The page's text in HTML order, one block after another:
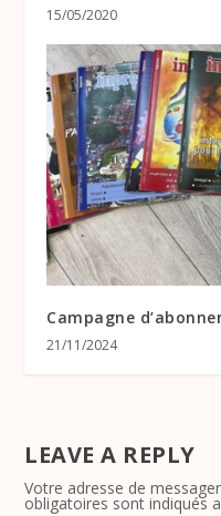
15/05/2020
Campagne
21/11/2024
LEAVE A REPLY
Votre adresse de
obligatoires sont indiqués